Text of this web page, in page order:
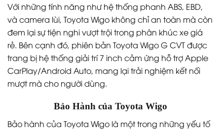
Với những tính năng như hệ thống phanh ABS, EBD,
và camera lùi, Toyota Wigo không chỉ an toàn mà còn
đem lại sự tiện nghi vượt trội trong phân khúc xe giá
rẻ. Bên cạnh đó, phiên bản Toyota Wigo G CVT được
trang bị hệ thống giải trí 7 inch cảm ứng hỗ trợ Apple
CarPlay/Android Auto, mang lại trải nghiệm kết nối
mượt mà cho người dùng.
Bảo Hành của Toyota Wigo
Bảo hành của Toyota Wigo là một trong những yếu tố